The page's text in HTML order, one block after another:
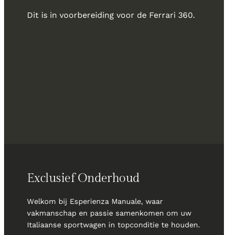
Dit is in voorbereiding voor de Ferrari 360.
Exclusief Onderhoud
Welkom bij Esperienza Manuale, waar
vakmanschap en passie samenkomen om uw
Italiaanse sportwagen in topconditie te houden.